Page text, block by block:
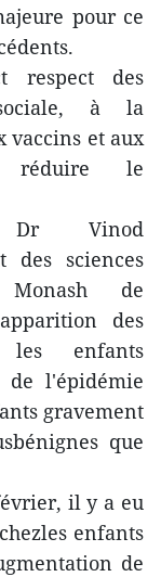
pour ce
respect des
à la
vaccins et aux
réduire le
Dr Vinod
des sciences
Monash de
des
les enfants
de l'épidémie
gravement
que
il y a eu
enfants
de